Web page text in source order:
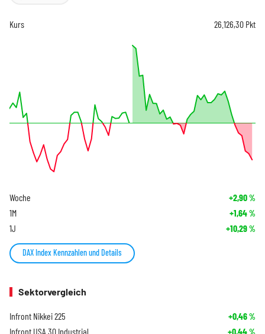
Kurs 26.126,30 Pkt
Woche +2,90%
1M +1,64%
1J +10,29%
DAX Index Kennzahlen und Details
Sektorvergleich
Infront Nikkei 225 +0,46%
Infront USA 30 Industrial +0,44%